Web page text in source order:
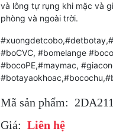
và lông tự rụng khi mặc và
phòng và ngoài trời.
#boCVC, #bomelange
#bocoPE,#maymac,
Mã sản phẩm:
Giá: Liên hệ